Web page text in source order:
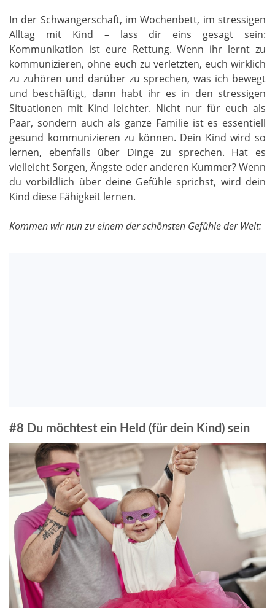
In der Schwangerschaft, im Wochenbett, im stressigen
Alltag mit Kind – lass dir eins gesagt sein:
Kommunikation ist eure Rettung. Wenn ihr lernt zu
kommunizieren, ohne euch zu verletzten, euch wirklich
zu zuhören und darüber zu sprechen, was ich bewegt
und beschäftigt, dann habt ihr es in den stressigen
Situationen mit Kind leichter. Nicht nur für euch als
Paar, sondern auch als ganze Familie ist es essentiell
gesund kommunizieren zu können. Dein Kind wird so
lernen, ebenfalls über Dinge zu sprechen. Hat es
vielleicht Sorgen, Ängste oder anderen Kummer? Wenn
du vorbildlich über deine Gefühle sprichst, wird dein
Kind diese Fähigkeit lernen.
Kommen wir nun zu einem der schönsten Gefühle der Welt:
#8 Du möchtest ein Held (für dein Kind) sein